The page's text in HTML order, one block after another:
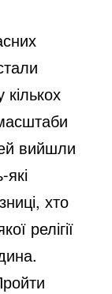
вийшли
хто
релігії